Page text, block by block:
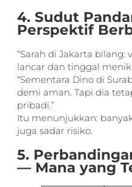
4. Sudut
Perspektif
“Sarah di Jakarta
lancar dan tinggal
“Sementara Dino di
demi aman. Tapi dia
pribadi.”
Itu menunjukkan:
juga sadar risiko.
5.
— Mana yang